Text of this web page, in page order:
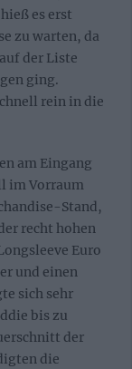
es erst
zu warten, da
der Liste
ging.
rein in die
am Eingang
im Vorraum
Stand,
recht hohen
Euro
und einen
sich sehr
bis zu
der
die